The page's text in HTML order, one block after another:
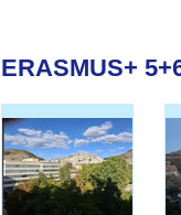
ERASMUS+